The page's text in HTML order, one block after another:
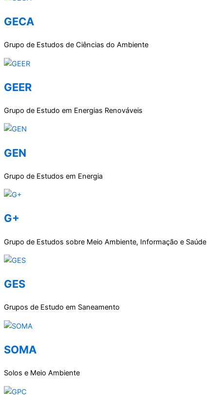
GECA
Grupo de Estudos de Ciências do Ambiente
GEER
Grupo de Estudo em Energias Renováveis
GEN
Grupo de Estudos em Energia
G+
Grupo de Estudos sobre Meio Ambiente, Informação e Saúde
GES
Grupos de Estudo em Saneamento
SOMA
Solos e Meio Ambiente